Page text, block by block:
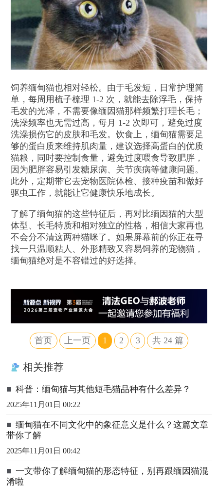
饲养缅甸猫也相对轻松。由于毛发短，日常护理简
单，每周用梳子梳理 1-2 次，就能去除浮毛，保持
毛发的光泽，不需要像缅因猫那样频繁打理长毛；
洗澡频率也无需过高，每月 1-2 次即可，避免过度
洗澡损伤它的皮肤和毛发。饮食上，缅甸猫需要足
够的蛋白质来维持肌肉量，建议选择高蛋白的优质
猫粮，同时要控制食量，避免过度喂食导致肥胖，
因为肥胖容易引发糖尿病、关节疾病等健康问题。
此外，定期带它去宠物医院体检、接种疫苗和做好
驱虫工作，就能让它健康快乐地成长。
了解了缅甸猫的这些特征后，再对比缅因猫的大型
体型、长毛特质和相对独立的性格，相信大家再也
不会分不清这两种猫咪了。如果屏幕前的你正在寻
找一只温顺粘人、外形精致又容易饲养的宠物猫，
缅甸猫绝对是不容错过的好选择。
首页 上一页 1 2 3 共24 篇
相关推荐
■ 科普：缅甸猫与其他短毛猫品种有什么差异​？
2025年11月01日 00:22
■ 缅甸猫在不同文化中的象征意义是什么？这篇文章
带你了解
2025年11月01日 00:42
■ 一文带你了解缅甸猫的形态特征，别再跟缅因猫混
淆啦